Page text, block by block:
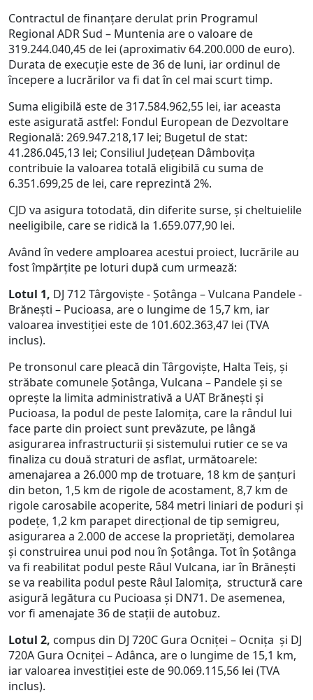
Contractul de finanțare derulat prin Programul
Regional ADR Sud – Muntenia are o valoare de
319.244.040,45 de lei (aproximativ 64.200.000 de euro).
Durata de execuție este de 36 de luni, iar ordinul de
începere a lucrărilor va fi dat în cel mai scurt timp.
Suma eligibilă este de 317.584.962,55 lei, iar aceasta
este asigurată astfel: Fondul European de Dezvoltare
Regională: 269.947.218,17 lei; Bugetul de stat:
41.286.045,13 lei; Consiliul Județean Dâmbovița
contribuie la valoarea totală eligibilă cu suma de
6.351.699,25 de lei, care reprezintă 2%.
CJD va asigura totodată, din diferite surse, și cheltuielile
neeligibile, care se ridică la 1.659.077,90 lei.
Având în vedere amploarea acestui proiect, lucrările au
fost împărțite pe loturi după cum urmează:
Lotul 1, DJ 712 Târgoviște - Șotânga – Vulcana Pandele -
Brănești – Pucioasa, are o lungime de 15,7 km, iar
valoarea investiției este de 101.602.363,47 lei (TVA
inclus).
Pe tronsonul care pleacă din Târgoviște, Halta Teiș, și
străbate comunele Șotânga, Vulcana – Pandele și se
oprește la limita administrativă a UAT Brănești și
Pucioasa, la podul de peste Ialomița, care la rândul lui
face parte din proiect sunt prevăzute, pe lângă
asigurarea infrastructurii și sistemului rutier ce se va
finaliza cu două straturi de asflat, următoarele:
amenajarea a 26.000 mp de trotuare, 18 km de șanțuri
din beton, 1,5 km de rigole de acostament, 8,7 km de
rigole carosabile acoperite, 584 metri liniari de poduri și
podețe, 1,2 km parapet direcțional de tip semigreu,
asigurarea a 2.000 de accese la proprietăți, demolarea
și construirea unui pod nou în Șotânga. Tot în Șotânga
va fi reabilitat podul peste Râul Vulcana, iar în Brănești
se va reabilita podul peste Râul Ialomița, structură care
asigură legătura cu Pucioasa și DN71. De asemenea,
vor fi amenajate 36 de stații de autobuz.
Lotul 2, compus din DJ 720C Gura Ocniței – Ocnița și DJ
720A Gura Ocniței – Adânca, are o lungime de 15,1 km,
iar valoarea investiției este de 90.069.115,56 lei (TVA
inclus).